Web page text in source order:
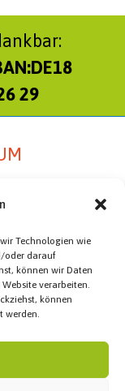
Technologien wie
oder darauf
können wir Daten
verarbeiten.
können
werden.
29